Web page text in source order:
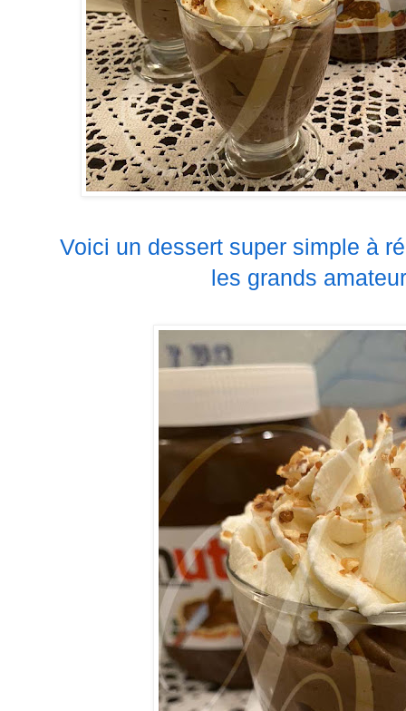
Voici un dessert super simple à
les grands